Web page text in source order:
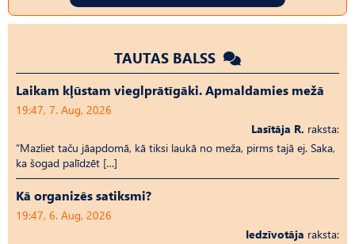
TAUTAS BALSS
Laikam kļūstam vieglprātīgāki. Apmaldamies mežā
19:47, 7. Aug, 2026
Lasītāja R. raksta:
“Mazliet taču jāapdomā, kā tiksi laukā no meža, pirms tajā ej. Saka,
ka šogad palīdzēt […]
Kā organizēs satiksmi?
19:47, 6. Aug, 2026
Iedzīvotāja raksta: